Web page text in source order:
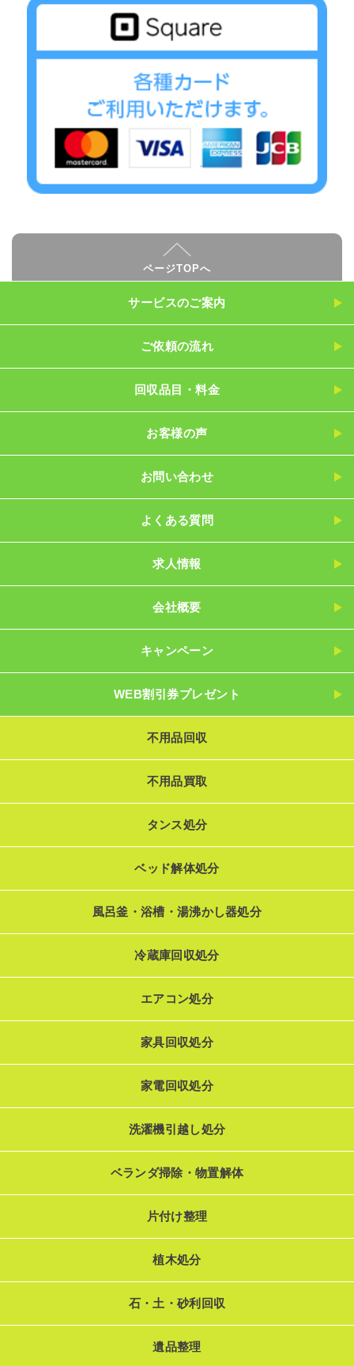
ページTOPへ
サービスのご案内
ご依頼の流れ
回収品目・料金
お客様の声
お問い合わせ
よくある質問
求人情報
会社概要
キャンペーン
WEB割引券プレゼント
不用品回収
不用品買取
タンス処分
ベッド解体処分
風呂釜・浴槽・湯沸かし器処分
冷蔵庫回収処分
エアコン処分
家具回収処分
家電回収処分
洗濯機引越し処分
ベランダ掃除・物置解体
片付け整理
植木処分
石・土・砂利回収
遺品整理